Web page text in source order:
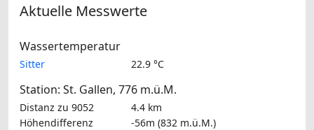
Aktuelle Messwerte
Wassertemperatur
Sitter 22.9 °C
Station: St. Gallen, 776 m.ü.M.
Distanz zu 9052
4.4 km
Höhendifferenz
-56m (832 m.ü.M.)